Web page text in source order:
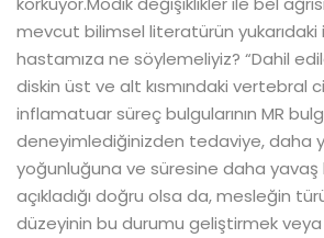
mevcut bilimsel literatürün
hastamıza ne söylemeliyiz? “Dahil
diskin üst ve alt kısmındaki vertebral
inflamatuar süreç bulgularının MR
deneyimlediğinizden tedaviye, daha
yoğunluğuna ve süresine daha yavaş
açıkladığı doğru olsa da, mesleğin
düzeyinin bu durumu geliştirmek